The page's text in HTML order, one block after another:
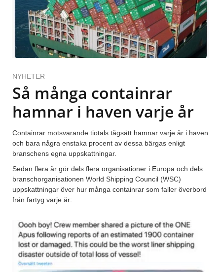
NYHETER
Så många containrar
hamnar i haven varje år
Containrar motsvarande tiotals tågsätt hamnar varje år i haven
och bara några enstaka procent av dessa bärgas enligt
branschens egna uppskattningar.
Sedan flera år gör dels flera organisationer i Europa och dels
branschorganisationen World Shipping Council (WSC)
uppskattningar över hur många containrar som faller överbord
från fartyg varje år: